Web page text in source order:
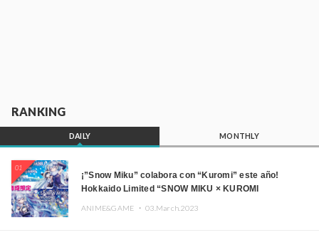
RANKING
DAILY MONTHLY
01
¡”Snow Miku” colabora con “Kuromi” este año!
Hokkaido Limited “SNOW MIKU × KUROMI
ANIME&GAME ・03.March.2023